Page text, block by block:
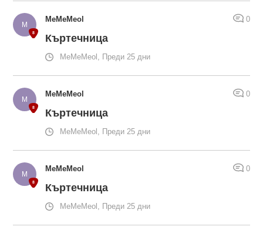
MeMeMeol 0
Къртечница
MeMeMeol, Преди 25 дни
MeMeMeol 0
Къртечница
MeMeMeol, Преди 25 дни
MeMeMeol 0
Къртечница
MeMeMeol, Преди 25 дни